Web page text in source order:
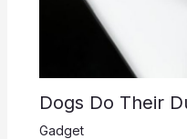
Dogs Do Their
Gadget